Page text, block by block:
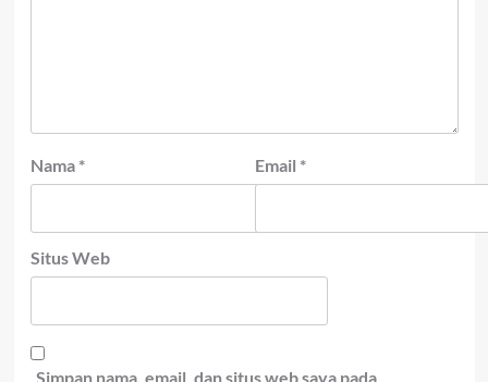
Nama * Email *
Situs Web
Simpan nama, email, dan situs web saya pada